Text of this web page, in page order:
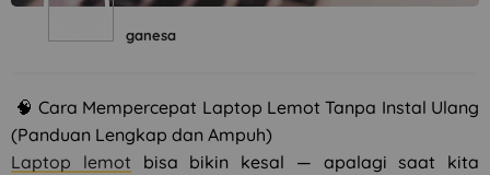
ganesa
🧠 Cara Mempercepat Laptop Lemot Tanpa Instal Ulang
(Panduan Lengkap dan Ampuh)
Laptop lemot bisa bikin kesal — apalagi saat kita